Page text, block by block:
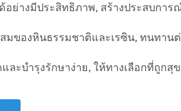
อย่างมีประสิทธิภาพ, สร้างประสบกา
มของหินธรรมชาติและเรซิน, ทนทาน
ละบำรุงรักษาง่าย, ให้ทางเลือกที่ถูกสุ